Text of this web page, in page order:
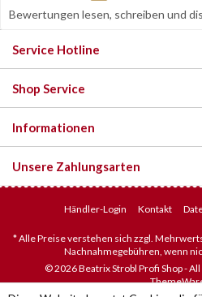
Bewertungen lesen, schreiben und
Service Hotline
Shop Service
Informationen
Unsere Zahlungsarten
Händler-Login Kontakt
* Alle Preise verstehen sich zzgl.
Nachnahmegebühren, wenn
© 2026 Beatrix Strobl Profi Shop -